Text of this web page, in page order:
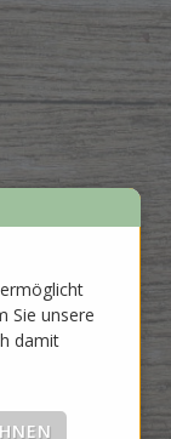
Sie unsere
damit